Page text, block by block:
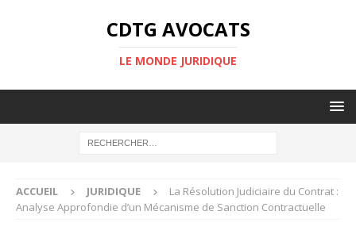
CDTG AVOCATS
LE MONDE JURIDIQUE
ACCUEIL JURIDIQUE
La Résolution Judiciaire du Contrat :
Analyse Approfondie d’un Mécanisme de Sanction Contractuelle